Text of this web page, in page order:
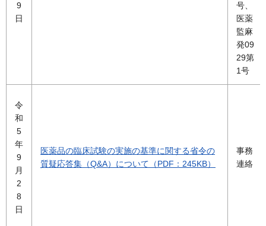
9
日
号、
医薬
監麻
発09
29第
1号
令
和
5
年
9
月
2
8
日
医薬品の臨床試験の実施の基準に関する省令の
質疑応答集（Q&A）について（PDF：245KB）
事務
連絡